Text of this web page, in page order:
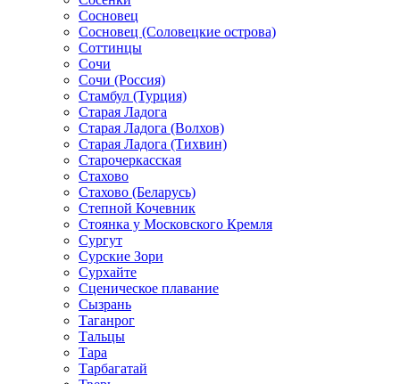
Сосновец
Сосновец (Соловецкие острова)
Соттинцы
Сочи
Сочи (Россия)
Стамбул (Турция)
Старая Ладога
Старая Ладога (Волхов)
Старая Ладога (Тихвин)
Старочеркасская
Стахово
Стахово (Беларусь)
Степной Кочевник
Стоянка у Московского Кремля
Сургут
Сурские Зори
Сурхайте
Сценическое плавание
Сызрань
Таганрог
Тальцы
Тара
Тарбагатай